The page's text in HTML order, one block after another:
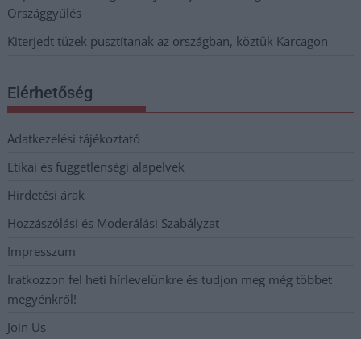
Országgyűlés
Kiterjedt tüzek pusztítanak az országban, köztük Karcagon
Elérhetőség
Adatkezelési tájékoztató
Etikai és függetlenségi alapelvek
Hirdetési árak
Hozzászólási és Moderálási Szabályzat
Impresszum
Iratkozzon fel heti hírlevelünkre és tudjon meg még többet
megyénkről!
Join Us